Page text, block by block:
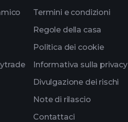
Termini e condizioni
Regole della casa
Politica dei cookie
Informativa sulla privacy
Divulgazione dei rischi
Note di rilascio
Contattaci